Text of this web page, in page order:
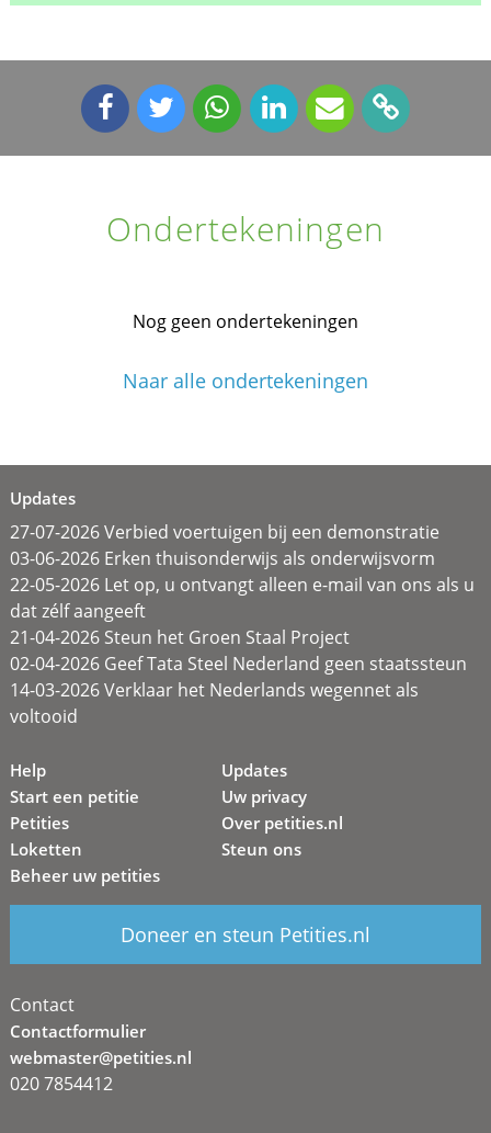
Ondertekeningen
Nog geen ondertekeningen
Naar alle ondertekeningen
Updates
27-07-2026 Verbied voertuigen bij een demonstratie
03-06-2026 Erken thuisonderwijs als onderwijsvorm
22-05-2026 Let op, u ontvangt alleen e-mail van ons als u
dat zélf aangeeft
21-04-2026 Steun het Groen Staal Project
02-04-2026 Geef Tata Steel Nederland geen staatssteun
14-03-2026 Verklaar het Nederlands wegennet als
voltooid
Help
Start een petitie
Petities
Loketten
Beheer uw petities
Updates
Uw privacy
Over petities.nl
Steun ons
Doneer en steun Petities.nl
Contact
Contactformulier
webmaster@petities.nl
020 7854412